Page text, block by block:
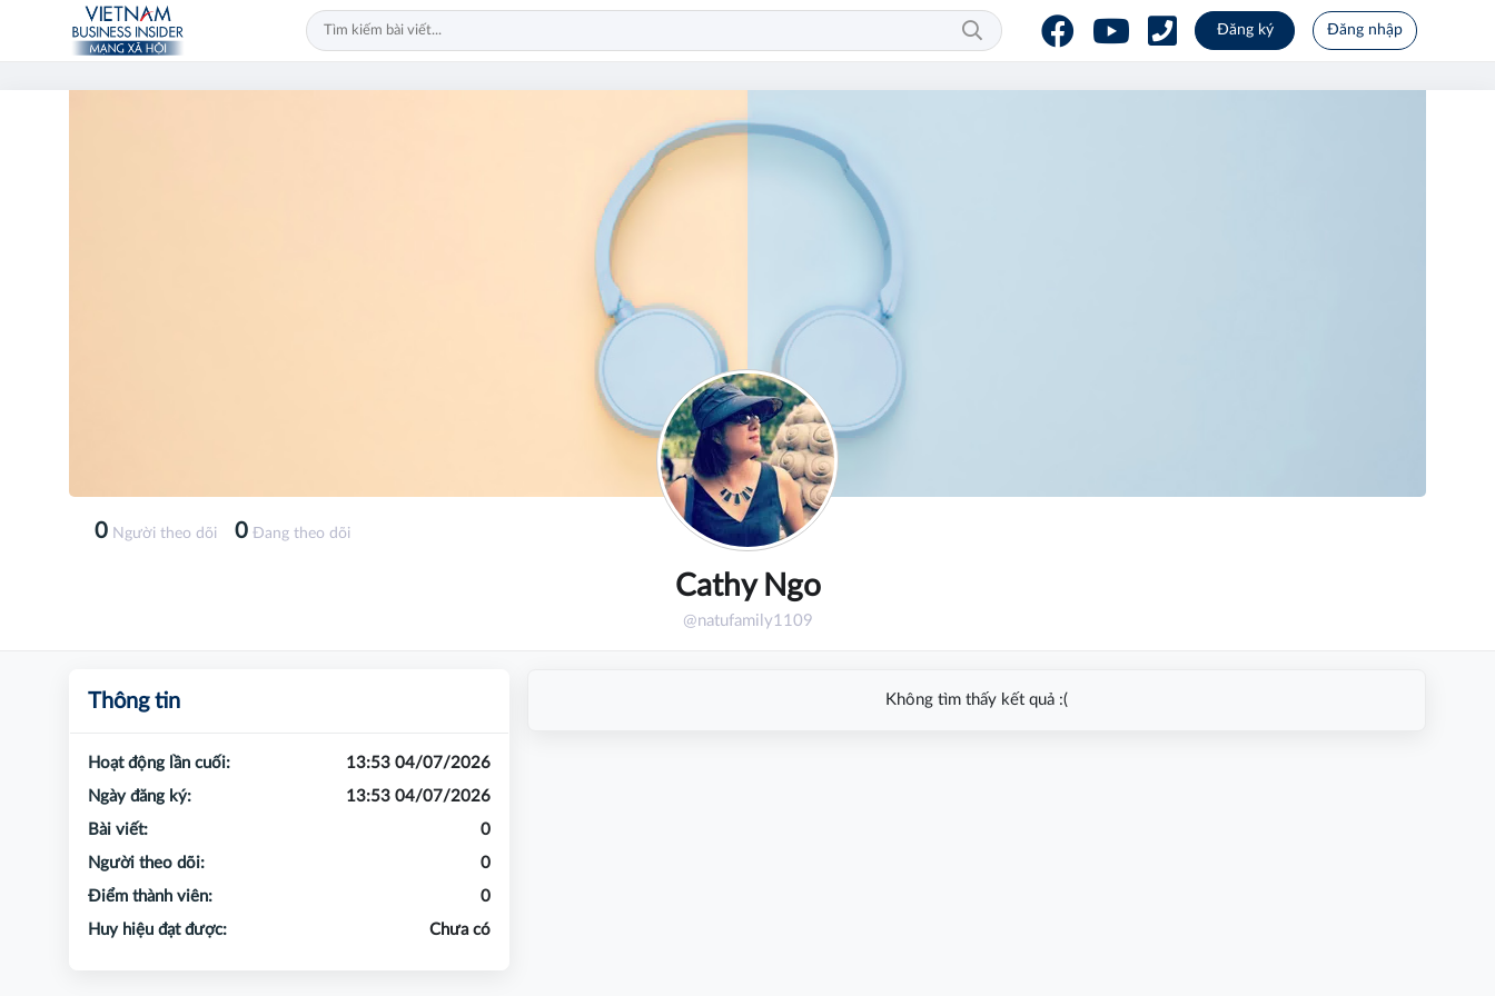
Đăng ký Đăng nhập
Cathy Ngo
@natufamily1109
0 Người theo dõi 0 Đang theo dõi
Không tìm thấy kết quả :(
Thông tin
Hoạt động lần cuối:
13:53 04/07/2026
Ngày đăng ký:
13:53 04/07/2026
Bài viết:
0
Người theo dõi:
0
Điểm thành viên:
0
Huy hiệu đạt được:
Chưa có